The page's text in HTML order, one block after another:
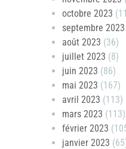
octobre 2023
septembre 2023
août 2023 (36)
juillet 2023 (8)
juin 2023 (86)
mai 2023 (167)
avril 2023 (113)
mars 2023 (113)
février 2023
janvier 2023